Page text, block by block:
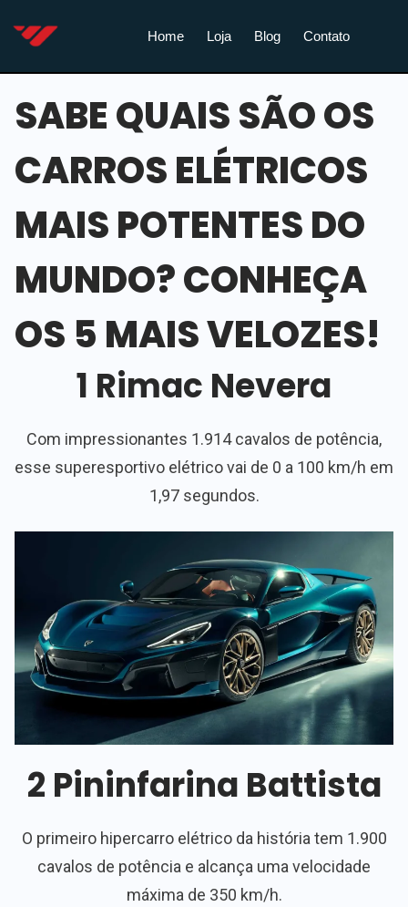
Home Loja Blog Contato
SABE QUAIS SÃO OS
CARROS ELÉTRICOS
MAIS POTENTES DO
MUNDO? CONHEÇA
OS 5 MAIS VELOZES!
1 Rimac Nevera
Com impressionantes 1.914 cavalos de potência,
esse superesportivo elétrico vai de 0 a 100 km/h em
1,97 segundos.
2 Pininfarina Battista
O primeiro hipercarro elétrico da história tem 1.900
cavalos de potência e alcança uma velocidade
máxima de 350 km/h.